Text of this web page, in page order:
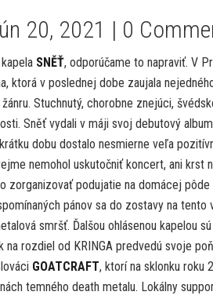
20, 2021 | 0
SNĚŤ, odporúčame to napraviť. V
ktorá v poslednej dobe zaujala
Stuchnutý, chorobne znejúci,
Sněť vydali v máji svoj debutový
dobu dostalo nesmierne veľa
nemohol uskutočniť koncert, ani krst
zorganizovať podujatie na domácej
pánov sa do zostavy na tento
smršť. Ďalšou ohlásenou kapelou
na rozdiel od KRINGA predvedú svoje
GOATCRAFT, ktorí na sklonku roku
temného death metalu. Lokálny